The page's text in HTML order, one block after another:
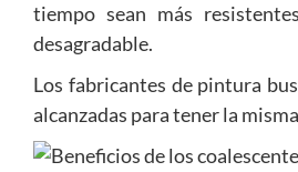
tiempo sean más
desagradable.
Los fabricantes de pintura
alcanzadas para tener la